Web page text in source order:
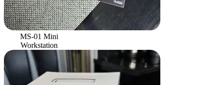
MS-01 Mini
Workstation